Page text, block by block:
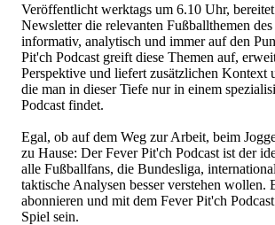
Veröffentlicht werktags um 6.10 Uhr,
Newsletter die relevanten Fußballthemen
informativ, analytisch und immer auf den
Pit'ch Podcast greift diese Themen auf,
Perspektive und liefert zusätzlichen Kontext
die man in dieser Tiefe nur in einem
Podcast findet.
Egal, ob auf dem Weg zur Arbeit, beim
zu Hause: Der Fever Pit'ch Podcast ist der
alle Fußballfans, die Bundesliga,
taktische Analysen besser verstehen wollen.
abonnieren und mit dem Fever Pit'ch
Spiel sein.